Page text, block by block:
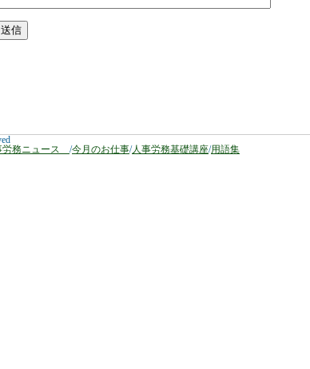
労務ニュース /今月のお仕事/人事労務基礎講座/用語集